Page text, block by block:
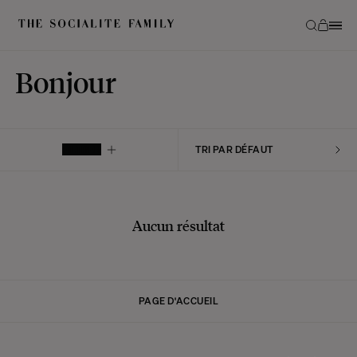
Bonjour
Aucun résultat
PAGE D'ACCUEIL